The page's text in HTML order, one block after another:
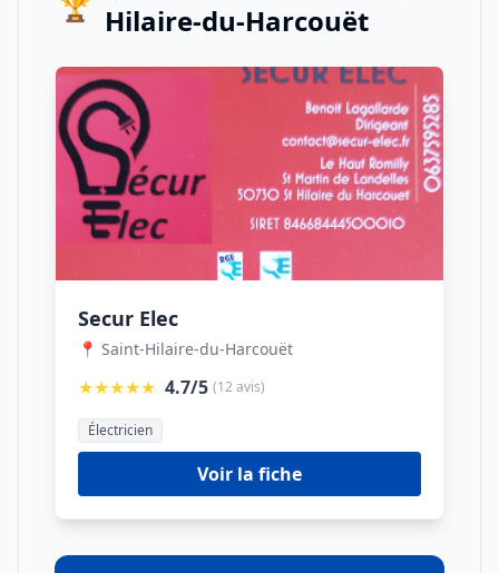
Hilaire-du-Harcouët
Secur Elec
📍 Saint-Hilaire-du-Harcouët
★★★★★ 4.7/5 (12 avis)
Électricien
Voir la fiche